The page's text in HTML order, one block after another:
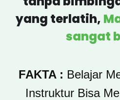
yang terlatih,
sangat
FAKTA : Belajar
Instruktur Bisa